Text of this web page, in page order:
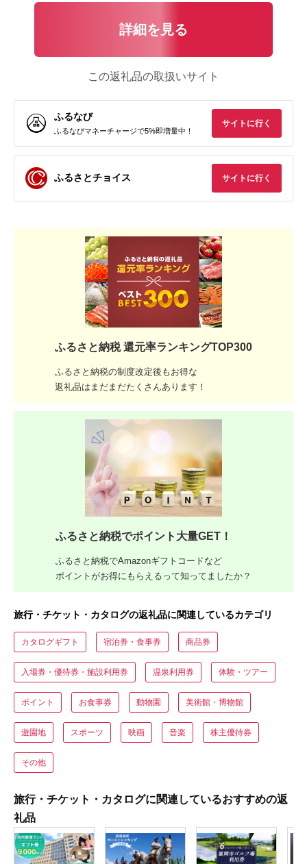
詳細を見る
この返礼品の取扱いサイト
ふるなび
ふるなびマネーチャージで5%即増量中！
サイトに行く
ふるさとチョイス サイトに行く
ふるさと納税 還元率ランキングTOP300
ふるさと納税の制度改定後もお得な
返礼品はまだまだたくさんあります！
ふるさと納税でポイント大量GET！
ふるさと納税でAmazonギフトコードなど
ポイントがお得にもらえるって知ってましたか？
旅行・チケット・カタログの返礼品に関連しているカテゴリ
カタログギフト 宿泊券・食事券 商品券
入場券・優待券・施設利用券 温泉利用券 体験・ツアー
ポイント お食事券 動物園 美術館・博物館
遊園地 スポーツ 映画 音楽 株主優待券
その他
旅行・チケット・カタログに関連しているおすすめの返
礼品